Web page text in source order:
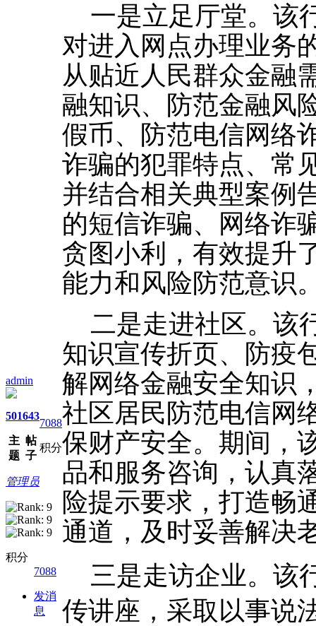
admin
501
主
题
643
帖
子
7088
积分
管理员
积分
7088
发消
息
一是立足厅堂。该
对进入网点办理业务
从贴近人民群众金融
融知识、防范金融风
假币、防范电信网络
诈骗的犯罪特点、常
并结合相关典型案例
的短信诈骗、网络诈
贪图小利，有效提升
能力和风险防范意识
二是走进社区。该
知识宣传折页、防疫
解网络金融安全知识
社区居民防范电信网
保财产安全。期间，
品和服务咨询，认真
险提示要求，打造畅
通道，及时妥善解决
三是走访企业。该
传讲座，采取以事说